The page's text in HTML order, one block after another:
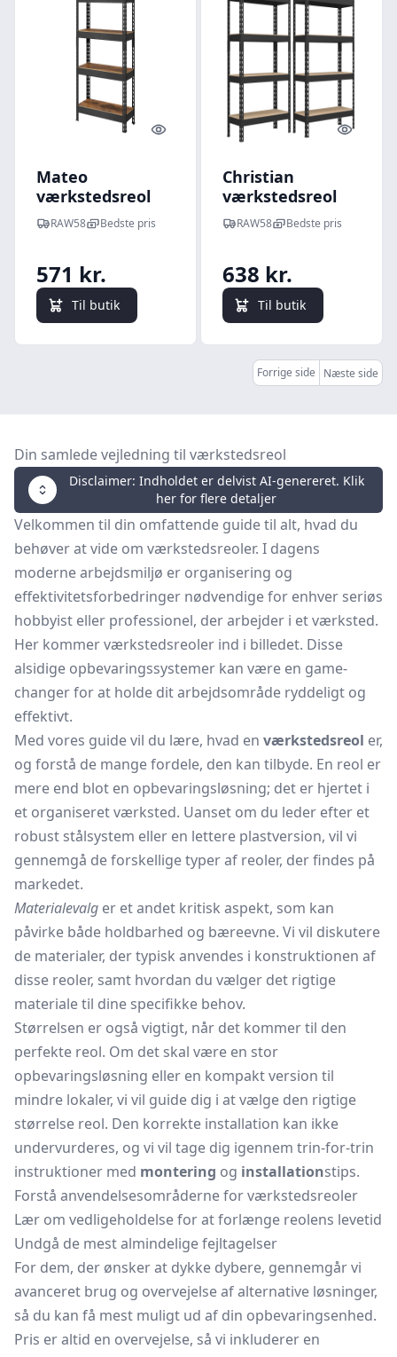
Quick look
Mateo
værkstedsreol
RAW58 Bedste pris
571 kr.
Til butik
Quick
Christian
værkstedsreol
RAW58 Bedste pris
638 kr.
Til butik
Forrige side Næste side
Din samlede vejledning til værkstedsreol
Disclaimer: Indholdet er delvist AI-genereret. Klik
her for flere detaljer
Velkommen til din omfattende guide til alt, hvad du
behøver at vide om værkstedsreoler. I dagens
moderne arbejdsmiljø er organisering og
effektivitetsforbedringer nødvendige for enhver seriøs
hobbyist eller professionel, der arbejder i et værksted.
Her kommer værkstedsreoler ind i billedet. Disse
alsidige opbevaringssystemer kan være en game-
changer for at holde dit arbejdsområde ryddeligt og
effektivt.
Med vores guide vil du lære, hvad en værkstedsreol er,
og forstå de mange fordele, den kan tilbyde. En reol er
mere end blot en opbevaringsløsning; det er hjertet i
et organiseret værksted. Uanset om du leder efter et
robust stålsystem eller en lettere plastversion, vil vi
gennemgå de forskellige typer af reoler, der findes på
markedet.
Materialevalg er et andet kritisk aspekt, som kan
påvirke både holdbarhed og bæreevne. Vi vil diskutere
de materialer, der typisk anvendes i konstruktionen af
disse reoler, samt hvordan du vælger det rigtige
materiale til dine specifikke behov.
Størrelsen er også vigtigt, når det kommer til den
perfekte reol. Om det skal være en stor
opbevaringsløsning eller en kompakt version til
mindre lokaler, vi vil guide dig i at vælge den rigtige
størrelse reol. Den korrekte installation kan ikke
undervurderes, og vi vil tage dig igennem trin-for-trin
instruktioner med montering og installationstips.
Forstå anvendelsesområderne for værkstedsreoler
Lær om vedligeholdelse for at forlænge reolens levetid
Undgå de mest almindelige fejltagelser
For dem, der ønsker at dykke dybere, gennemgår vi
avanceret brug og overvejelse af alternative løsninger,
så du kan få mest muligt ud af din opbevaringsenhed.
Pris er altid en overvejelse, så vi inkluderer en